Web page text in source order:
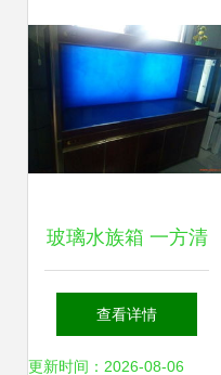
玻璃水族箱 一方清
澈的微型海洋
查看详情
更新时间：2026-08-06